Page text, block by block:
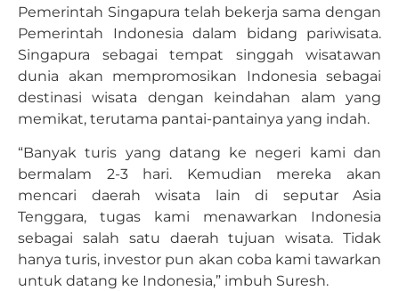
Pemerintah Singapura telah bekerja sama dengan
Pemerintah Indonesia dalam bidang pariwisata.
Singapura sebagai tempat singgah wisatawan
dunia akan mempromosikan Indonesia sebagai
destinasi wisata dengan keindahan alam yang
memikat, terutama pantai-pantainya yang indah.
“Banyak turis yang datang ke negeri kami dan
bermalam 2-3 hari. Kemudian mereka akan
mencari daerah wisata lain di seputar Asia
Tenggara, tugas kami menawarkan Indonesia
sebagai salah satu daerah tujuan wisata. Tidak
hanya turis, investor pun akan coba kami tawarkan
untuk datang ke Indonesia,” imbuh Suresh.